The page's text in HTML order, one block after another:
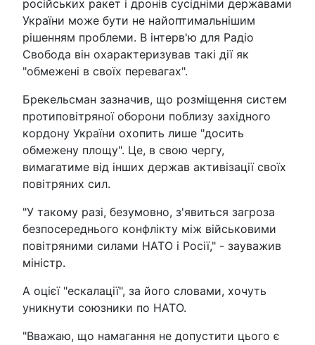
російських ракет і дронів сусідніми державами
України може бути не найоптимальнішим
рішенням проблеми. В інтерв'ю для Радіо
Свобода він охарактеризував такі дії як
"обмежені в своїх перевагах".
Брекельсман зазначив, що розміщення систем
протиповітряної оборони поблизу західного
кордону України охопить лише "досить
обмежену площу". Це, в свою чергу,
вимагатиме від інших держав активізації своїх
повітряних сил.
"У такому разі, безумовно, з'явиться загроза
безпосереднього конфлікту між військовими
повітряними силами НАТО і Росії," - зауважив
міністр.
А оцієї "ескалації", за його словами, хочуть
уникнути союзники по НАТО.
"Вважаю, що намагання не допустити цього є